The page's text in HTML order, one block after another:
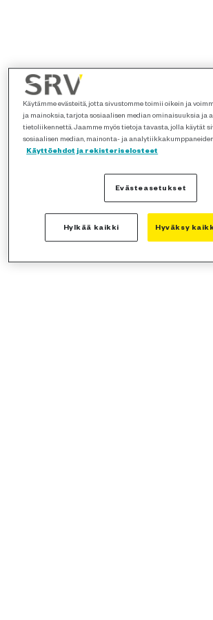
Käytämme evästeitä, jotta sivustomme toimii oikein ja
ja mainoksia, tarjota sosiaalisen median ominaisuuksia ja
tietoliikennettä. Jaamme myös tietoja tavasta, jolla käytät
sosiaalisen median, mainonta- ja
Käyttöehdot ja rekisteriselosteet
Evästeasetukset
Hylkää kaikki Hyväksy